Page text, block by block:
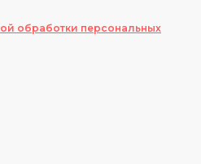
обработки персональных